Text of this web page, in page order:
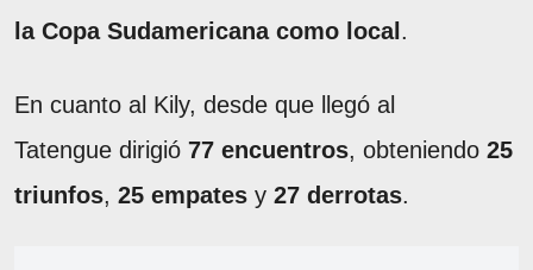
la Copa Sudamericana como local .
En cuanto al Kily, desde que llegó al
Tatengue dirigió 77 encuentros, obteniendo 25
triunfos, 25 empates y 27 derrotas.